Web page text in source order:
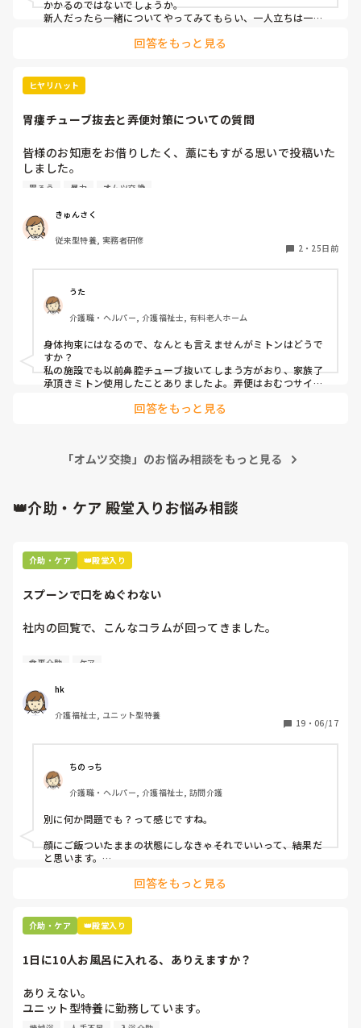
かかるのではないでしょうか。
新人だったら一緒についてやってみてもらい、一人立ちは一ヶ
相手がいる仕事ですし、即時に再現は不可能と思います。
回答をもっと見る
ヒヤリハット
胃瘻チューブ抜去と弄便対策についての質問
皆様のお知恵をお借りしたく、藁にもすがる思いで投稿いた
しました。
私は特養常勤職員ですが、居室担当のA様についての質問で
先日、胃瘻チューブを使用しているA様がベッド上で自己抜
去する事故が発生しました。A様は造設当初からチューブ弄
とマジックテープ式の腹帯で固定しています。しかし数日に
一度は腹帯が胸付近までずり上がっており、今回は事故につ
ながってしまいました。
現在は1～2時間ごとに腹帯の位置を確認・付け直しています
が、A様は右麻痺で左手の力が非常に強く、抵抗や暴力もあ
るため、本来は2人介助が望ましいものの、人員不足で1人対
応になることがほとんどです。
ボタン式胃瘻への変更やつなぎ服も検討しましたが、ボタン
り弄便行為のほうが深刻で、効果は期待しにくいのではない
弄便行為については、パッドによる蒸れや痒み、不快感が原
因ではないかと考え、以前はパッドを装着しない時間を設け
と対応していましたが、改善は見られませんでした。また、
頻繁にオムツへ手を入れているにもかかわらず、陰部や臀部
況です。
AIからは「オムツ内の温もりで安心感を得ている可能性があ
りました。しかし、A様には異食があり、便を口に入れた
全面を考えると物を持っていただくことも難しい状況です。
職員によって腹帯の装着方法に差があり、緩みが生じている
ありましたら、ぜひ教えていただけると幸いです。よろしく
胃ろう 暴力 オムツ交換
きゅんさく
従来型特養, 実務者研修
2・ 25日前
うた
介護職・ヘルパー, 介護福祉士, 有料老人ホーム
身体拘束にはなるので、なんとも言えませんがミトンはどうで
すか？
私の施設でも以前鼻腔チューブ抜いてしまう方がおり、家族了
承頂きミトン使用したことありましたよ。弄便はおむつサイズ
勿論利用者さんの不快感にも差があると思いますし、何サイズ
文面だけでは把握出来ない部分もあるので、間違っている箇所
回答をもっと見る
「オムツ交換」のお悩み相談をもっと見る
👑介助・ケア 殿堂入りお悩み相談
介助・ケア 👑殿堂入り
スプーンで口をぬぐわない
社内の回覧で、こんなコラムが回ってきました。
[スプーンで口をぬぐわない]
自分やっちゃってるなと思いました。
皆さんはどうですか⁇
食事介助 ケア
hk
介護福祉士, ユニット型特養
19 ・ 06/17
ちのっち
介護職・ヘルパー, 介護福祉士, 訪問介護
別に何か問題でも？って感じですね。
顔にご飯ついたままの状態にしなきゃそれでいいって、結果だ
と思います。
私お風呂専属でバイトしてるんですけど、お風呂の時に顔にカ
あーやってくれなかったんだなって。スプーンでぬぐったりそ
んなことすら、やらないのかね、酷いスタッフとか思いなが
回答をもっと見る
介助・ケア 👑殿堂入り
1日に10人お風呂に入れる、ありえますか？
ありえない。
ユニット型特養に勤務しています。
人手不足で入浴のない日があるため、今度1日に10人入れて